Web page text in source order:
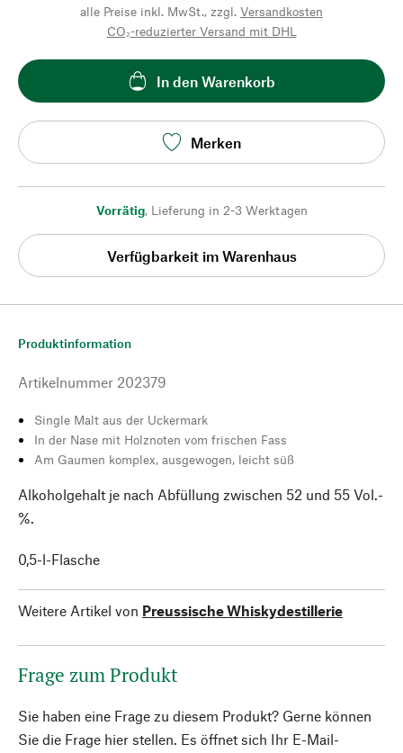
alle Preise inkl. MwSt., zzgl. Versandkosten
CO₂-reduzierter Versand mit DHL
In den Warenkorb
Merken
Vorrätig, Lieferung in 2-3 Werktagen
Verfügbarkeit im Warenhaus
Produktinformation
Artikelnummer 202379
Single Malt aus der Uckermark
In der Nase mit Holznoten vom frischen Fass
Am Gaumen komplex, ausgewogen, leicht süß
Alkoholgehalt je nach Abfüllung zwischen 52 und 55 Vol.-
%.
0,5-l-Flasche
Weitere Artikel von Preussische Whiskydestillerie
Frage zum Produkt
Sie haben eine Frage zu diesem Produkt? Gerne können
Sie die Frage hier stellen. Es öffnet sich Ihr E-Mail-